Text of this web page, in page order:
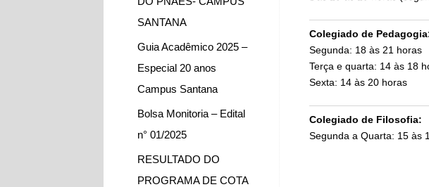
Colegiado de
Segunda: 18 às 21 horas
Terça e quarta: 14 às 18
Sexta: 14 às 20 horas
Colegiado de Filosofia:
Segunda a Quarta: 15 às
SANTANA
Guia Acadêmico 2025 –
Especial 20 anos
Campus Santana
Bolsa Monitoria – Edital
n° 01/2025
RESULTADO DO
PROGRAMA DE COTA